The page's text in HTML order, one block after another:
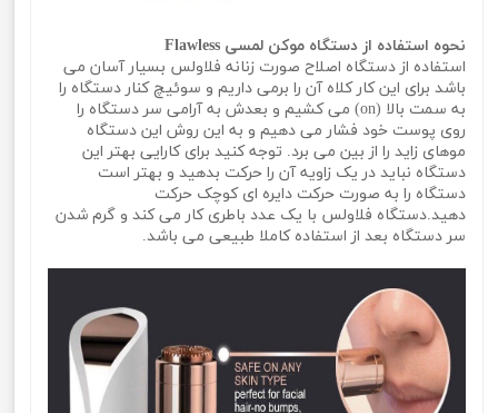
نحوه استفاده از دستگاه موکن لمسی Flawless
استفاده از دستگاه اصلاح صورت زنانه فلاولس بسیار آسان می
باشد برای این کار کلاه آن را برمی داریم و سوئیچ کنار دستگاه را
به سمت بالا (on) می کشیم و بعدش به آرامی سر دستگاه را
روی پوست خود فشار می دهیم و به این روش این دستگاه
موهای زاید را از بین می برد. توجه کنید برای کارایی بهتر این
دستگاه نباید در یک زاویه آن را حرکت بدهید و بهتر است
دستگاه را به صورت حرکت دایره ای کوچک حرکت
دهید.دستگاه فلاولس با یک عدد باطری کار می کند و گرم شدن
سر دستگاه بعد از استفاده کاملا طبیعی می باشد.